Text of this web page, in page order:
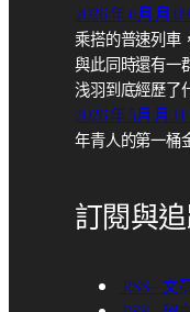
2026 年 6月 月
乘搭的普速列車
與此同時還有
浅羽到底經歷了
2026 年 5月 月 14
年青人的第一桶
訂閱與
RSS – 文